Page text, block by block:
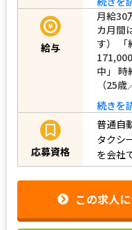
給与
月給30
カ月間
す） 「
中」 時
（25
続きを
応募資格
普通自
タクシ
を会社
この求人